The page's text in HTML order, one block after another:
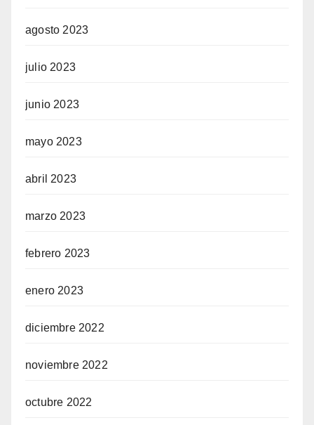
agosto 2023
julio 2023
junio 2023
mayo 2023
abril 2023
marzo 2023
febrero 2023
enero 2023
diciembre 2022
noviembre 2022
octubre 2022